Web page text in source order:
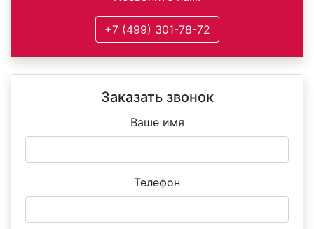
+7 (499) 301-78-72
Заказать звонок
Ваше имя
Телефон